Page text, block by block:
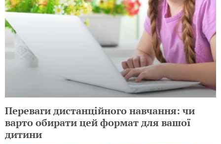
Переваги дистанційного навчання: чи
варто обирати цей формат для вашої
дитини